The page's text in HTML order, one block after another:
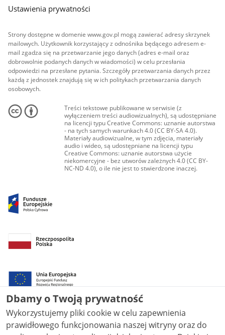
Ustawienia prywatności
Strony dostępne w domenie www.gov.pl mogą zawierać adresy skrzynek
mailowych. Użytkownik korzystający z odnośnika będącego adresem e-
mail zgadza się na przetwarzanie jego danych (adres e-mail oraz
dobrowolnie podanych danych w wiadomości) w celu przesłania
odpowiedzi na przesłane pytania. Szczegóły przetwarzania danych przez
każdą z jednostek znajdują się w ich politykach przetwarzania danych
osobowych.
Treści tekstowe publikowane w serwisie (z
wyłączeniem treści audiowizualnych), są udostępniane
na licencji typu Creative Commons: uznanie autorstwa
- na tych samych warunkach 4.0 (CC BY-SA 4.0).
Materiały audiowizualne, w tym zdjęcia, materiały
audio i wideo, są udostępniane na licencji typu
Creative Commons: uznanie autorstwa użycie
niekomercyjne - bez utworów zależnych 4.0 (CC BY-
NC-ND 4.0), o ile nie jest to stwierdzone inaczej.
Dbamy o Twoją prywatność
Wykorzystujemy pliki cookie w celu zapewnienia
prawidłowego funkcjonowania naszej witryny oraz do